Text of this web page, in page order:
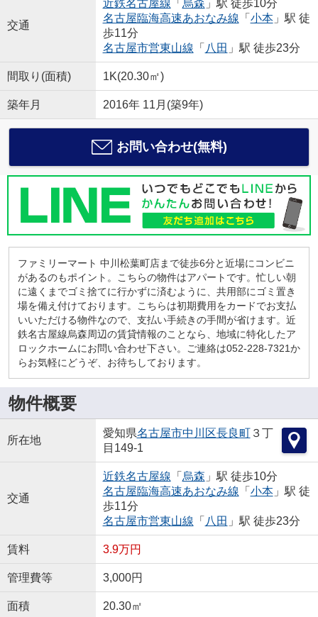
交通
近鉄名古屋線 「 烏森 」駅 徒歩10分
名古屋臨海高速あおなみ線 「 小本」駅 徒
歩11分
名古屋市営東山線 「 八田 」駅 徒歩23分
間取り(面積) 1K(20.30㎡)
築年月 2016年 11月(築9年)
お問い合わせ(無料)
ファミリーマート 中川松葉町店まで徒歩6分と近場にコンビニ
があるのもポイント。こちらの物件はアパートです。忙しい朝
に遠くまでゴミ捨てに行かずに済むように、共用部にゴミ置き
場を備え付けております。こちらは初期費用をカードでお支払
いいただける物件なので、支払い手続きの手間が省けます。近
鉄名古屋線烏森周辺の賃貸情報のことなら、地域に特化したア
ロックホームにお問い合わせ下さい。ご連絡は052-228-7321か
らお気軽にどうぞ、お待ちしております。
物件概要
所在地
愛知県名古屋市中川区長良町３丁
目149-1
交通
近鉄名古屋線 「 烏森 」駅 徒歩10分
名古屋臨海高速あおなみ線 「 小本」駅 徒
歩11分
名古屋市営東山線 「 八田 」駅 徒歩23分
賃料 3.9万円
管理費等 3,000円
面積 20.30㎡